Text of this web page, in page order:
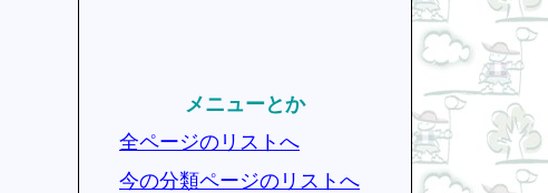
メニューとか
全ページのリストへ
今の分類ページのリストへ